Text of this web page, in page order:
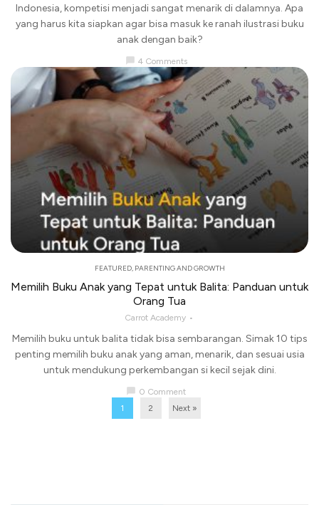
Indonesia, kompetisi menjadi sangat menarik di dalamnya. Apa
yang harus kita siapkan agar bisa masuk ke ranah ilustrasi buku
anak dengan baik?
4 Comments
FEATURED, PARENTING AND GROWTH
Memilih Buku Anak yang Tepat untuk Balita: Panduan untuk
Orang Tua
Carrot Academy
Memilih buku untuk balita tidak bisa sembarangan. Simak 10 tips
penting memilih buku anak yang aman, menarik, dan sesuai usia
untuk mendukung perkembangan si kecil sejak dini.
0 Comment
1
2 Next »